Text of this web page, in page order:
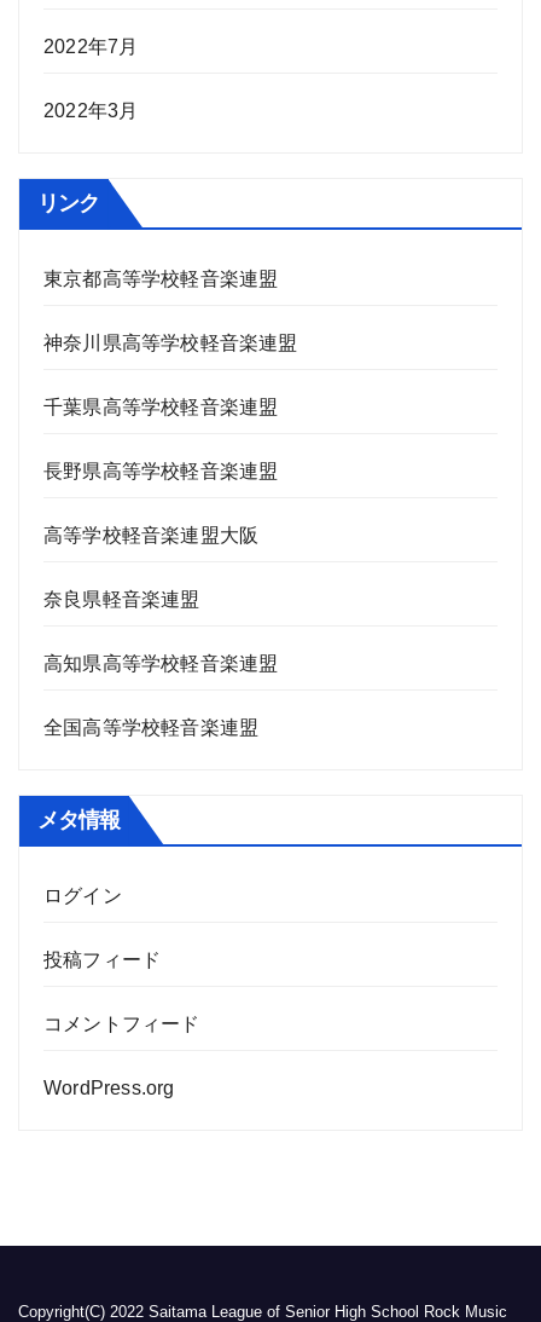
2022年7月
2022年3月
リンク
東京都高等学校軽音楽連盟
神奈川県高等学校軽音楽連盟
千葉県高等学校軽音楽連盟
長野県高等学校軽音楽連盟
高等学校軽音楽連盟大阪
奈良県軽音楽連盟
高知県高等学校軽音楽連盟
全国高等学校軽音楽連盟
メタ情報
ログイン
投稿フィード
コメントフィード
WordPress.org
Copyright(C) 2022 Saitama League of Senior High School Rock Music